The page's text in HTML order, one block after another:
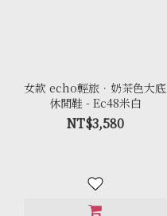
女款 echo輕旅．奶茶色大底
休閒鞋 - Ec48米白
NT$3,580